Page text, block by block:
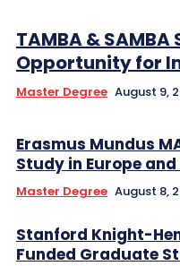
TAMBA &
Opportunity for
Master Degree August 9,
Erasmus Mundus
Study in Europe
Master Degree August 8,
Stanford Knight-
Funded Graduate